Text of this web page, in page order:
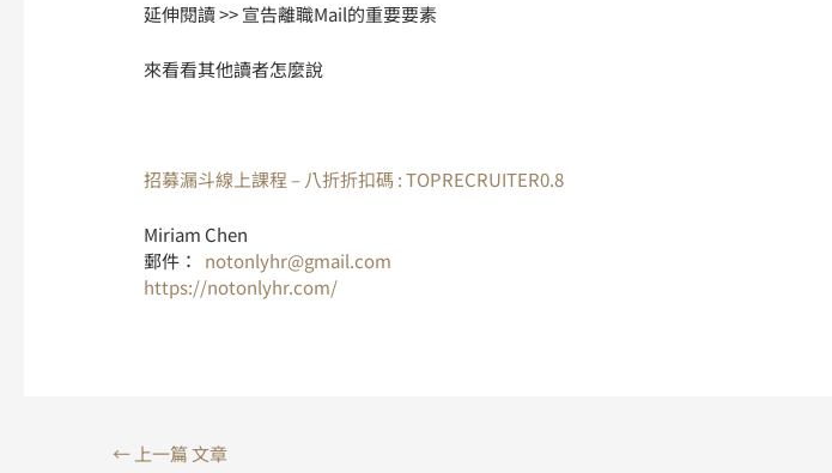
延伸閱讀 >> 宣告離職Mail的重要要素
來看看其他讀者怎麼說
招募漏斗線上課程 – 八折折扣碼 : TOPRECRUITER0.8
Miriam Chen
郵件： notonlyhr@gmail.com
https://notonlyhr.com/
←上一篇 文章